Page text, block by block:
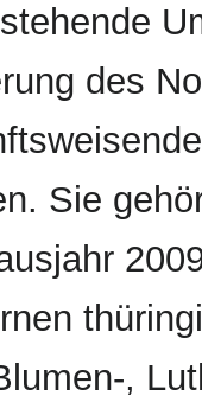
des
Sie
,